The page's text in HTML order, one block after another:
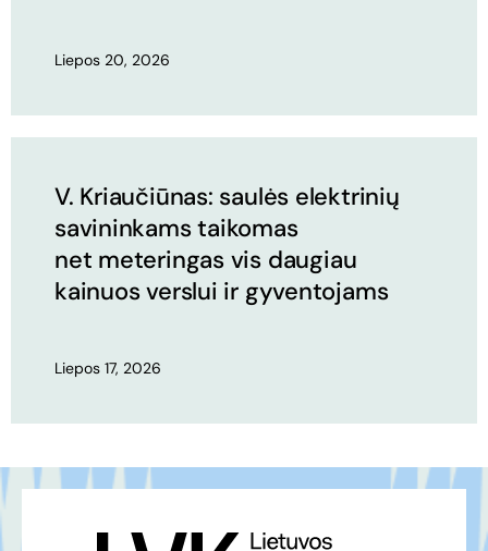
Liepos 20, 2026
V. Kriaučiūnas: saulės elektrinių
savininkams taikomas
net meteringas vis daugiau
kainuos verslui ir gyventojams
Liepos 17, 2026